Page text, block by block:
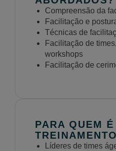
Compreensão da
Facilitação e
Técnicas de
Facilitação de
workshops
Facilitação de
PARA QUEM
Líderes de times